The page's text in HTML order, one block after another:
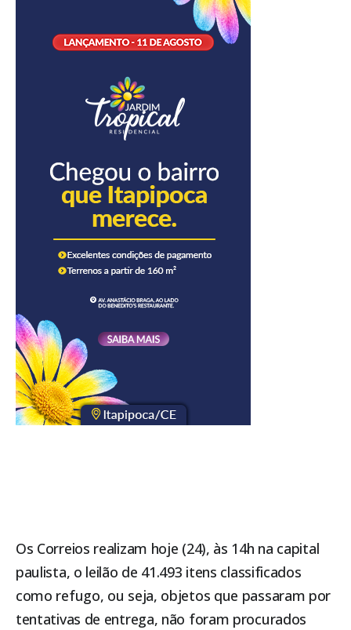
Os Correios realizam hoje (24), às 14h na capital
paulista, o leilão de 41.493 itens classificados
como refugo, ou seja, objetos que passaram por
tentativas de entrega, não foram procurados